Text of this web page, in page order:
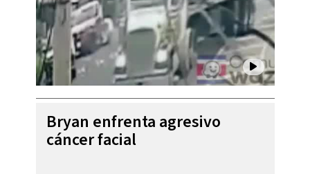
Bryan enfrenta agresivo
cáncer facial